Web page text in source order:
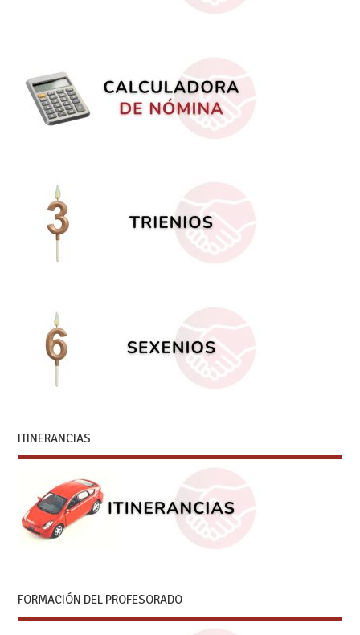
ITINERANCIAS
FORMACIÓN DEL PROFESORADO